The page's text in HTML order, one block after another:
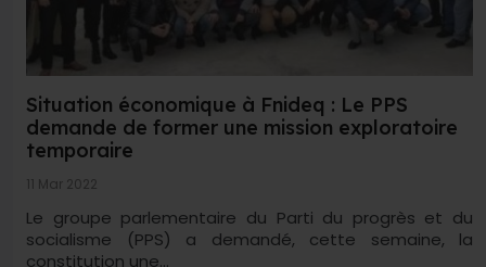
Situation économique à Fnideq : Le PPS
demande de former une mission exploratoire
temporaire
11 Mar 2022
Le groupe parlementaire du Parti du progrès et du
socialisme (PPS) a demandé, cette semaine, la
constitution une...